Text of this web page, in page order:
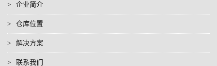
> 企业简介
> 仓库位置
> 解决方案
> 联系我们